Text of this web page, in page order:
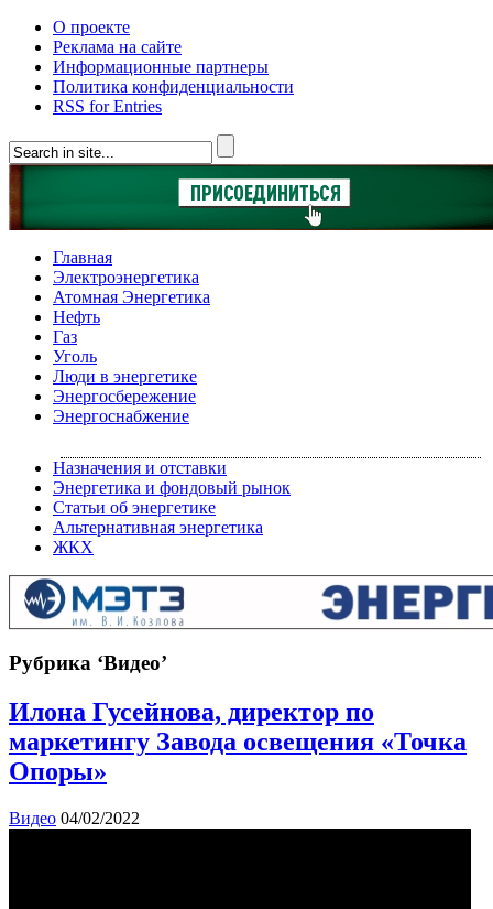
О проекте
Реклама на сайте
Информационные партнеры
Политика конфиденциальности
RSS for Entries
Главная
Электроэнергетика
Атомная Энергетика
Нефть
Газ
Уголь
Люди в энергетике
Энергосбережение
Энергоснабжение
Назначения и отставки
Энергетика и фондовый рынок
Статьи об энергетике
Альтернативная энергетика
ЖКХ
Рубрика ‘Видео’
Илона Гусейнова, директор по
маркетингу Завода освещения «Точка
Опоры»
Видео 04/02/2022